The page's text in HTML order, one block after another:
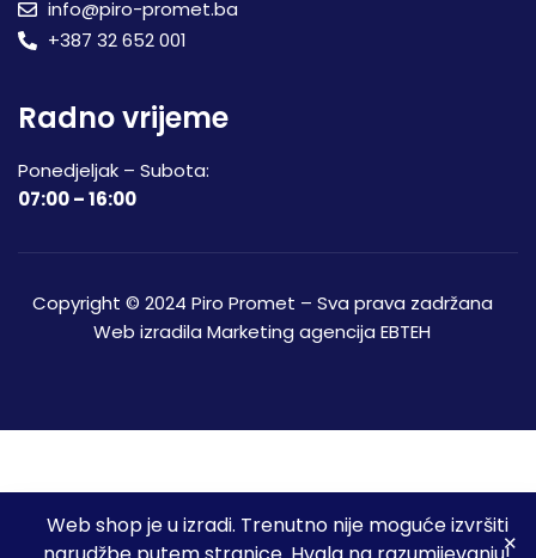
Web shop je u izradi. Trenutno nije moguće izvršiti
info@piro-promet.ba
+387 32 652 001
Radno vrijeme
Ponedjeljak – Subota:
07:00 – 16:00
Copyright © 2024 Piro Promet – Sva prava zadržana
Web izradila Marketing agencija EBTEH